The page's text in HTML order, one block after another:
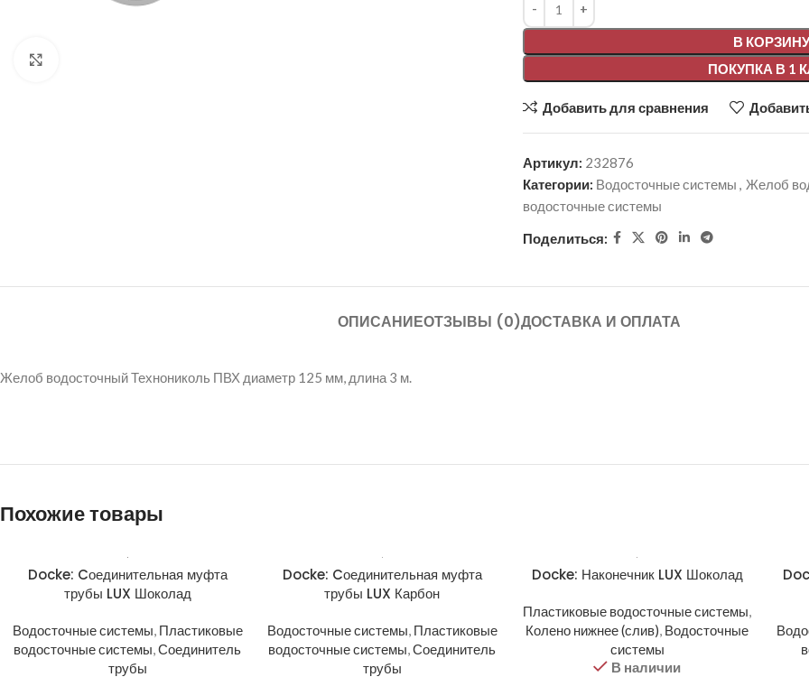
В КОРЗИНУ
ПОКУПКА В 1
Добавить для сравнения
Артикул: 232876
Категории: Водосточные системы , Желоб
водосточные системы
Поделиться:
ОПИСАНИЕОТЗЫВЫ (0)ДОСТАВКА И ОПЛАТА
Желоб водосточный Технониколь ПВХ диаметр 125 мм, длина 3 м.
Похожие товары
Docke: Cоединительная муфта
трубы LUX Шоколад
Водосточные системы, Пластиковые
водосточные системы,Соединитель
трубы
Docke: Cоединительная муфта
трубы LUX Карбон
Водосточные системы, Пластиковые
водосточные системы,Соединитель
трубы
Docke: Наконечник LUX Шоколад
Пластиковые водосточные системы,
Колено нижнее (слив), Водосточные
системы
В наличии